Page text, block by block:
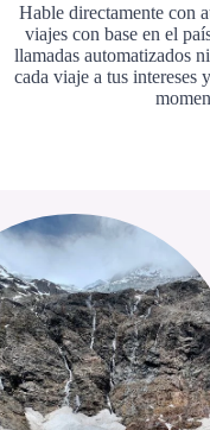
Hable directamente con
viajes con base en el
llamadas automatizados
cada viaje a tus intereses